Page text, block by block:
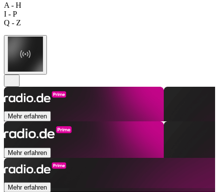
A - H
I - P
Q - Z
Mehr erfahren
Mehr erfahren
Mehr erfahren